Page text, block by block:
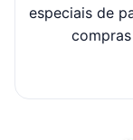
especiais de